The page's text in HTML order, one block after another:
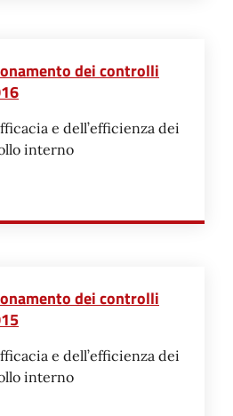
dei controlli
e dell’efficienza dei
interno
SUL FUNZIONAMENTO DEI
dei controlli
e dell’efficienza dei
interno